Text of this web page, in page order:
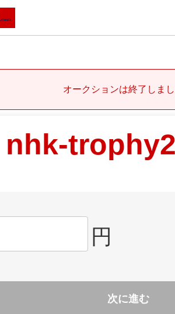
オークションは終了しまし
nhk-
円
次に進む